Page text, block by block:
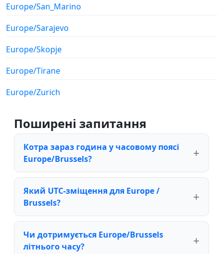
Europe/San_Marino
Europe/Sarajevo
Europe/Skopje
Europe/Tirane
Europe/Zurich
Поширені запитання
Котра зараз година у часовому поясі
Europe/Brussels?
Який UTC-зміщення для Europe /
Brussels?
Чи дотримується Europe/Brussels
літнього часу?